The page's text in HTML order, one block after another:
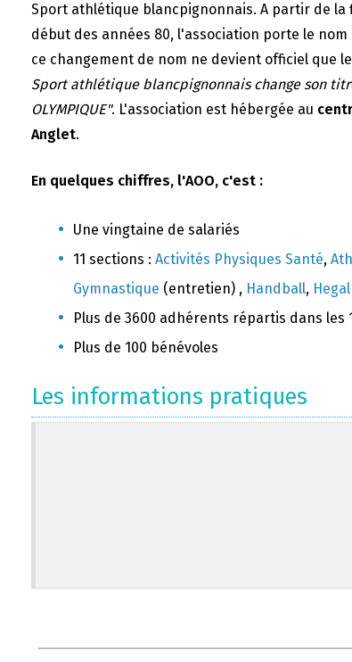
Sport athlétique blancpignonnais. A partir de la
début des années 80, l'association porte le
ce changement de nom ne devient officiel que le
Sport athlétique blancpignonnais change son
OLYMPIQUE". L'association est hébergée au
Anglet.
En quelques chiffres, l'AOO, c'est :
Une vingtaine de salariés
11 sections : Activités Physiques Santé,
Gymnastique (entretien) , Handball,
Plus de 3600 adhérents répartis dans les
Plus de 100 bénévoles
Les informations pratiques